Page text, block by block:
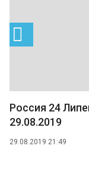
Россия 24
29.08.2019
29.08.2019 21:49